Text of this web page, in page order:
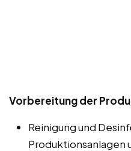
Vorbereitung der
Reinigung und
Produktionsanlagen